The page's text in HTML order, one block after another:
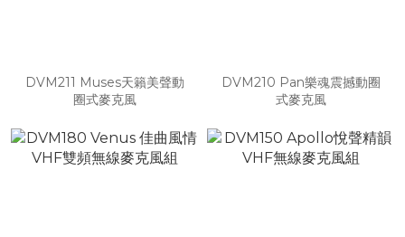
DVM211 Muses天籟美聲動
圈式麥克風
DVM210 Pan樂魂震撼動圈
式麥克風